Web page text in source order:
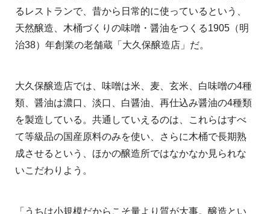
るレストランで、昔から日常的に使っているという、
天然醸造、木桶づくりの味噌・醤油をつくる1905（明
治38）年創業の老舗蔵「大久保醸造店」だ。
大久保醸造店では、味噌は米、麦、玄米、白味噌の4種
類、醤油は濃口、淡口、白醤油、再仕込み醤油の4種類
を製造している。共通していえるのは、これらはすべ
て等級品の国産原料のみを使い、さらに木桶で長期熟
成させるという、ほかの醸造所ではなかなか見られな
いこだわりよう。
「うちは小規模だからこそ量より質が大事。醸造とい